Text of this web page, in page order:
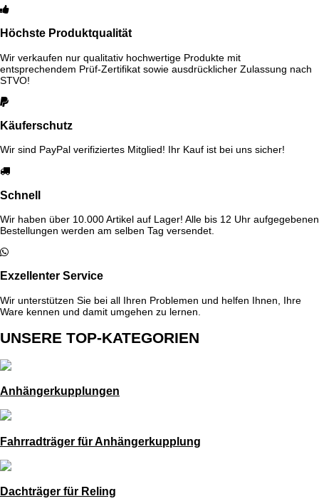
Höchste Produktqualität
Wir verkaufen nur qualitativ hochwertige Produkte mit
entsprechendem Prüf-Zertifikat sowie ausdrücklicher Zulassung nach
STVO!
Käuferschutz
Wir sind PayPal verifiziertes Mitglied! Ihr Kauf ist bei uns sicher!
Schnell
Wir haben über 10.000 Artikel auf Lager! Alle bis 12 Uhr aufgegebenen
Bestellungen werden am selben Tag versendet.
Exzellenter Service
Wir unterstützen Sie bei all Ihren Problemen und helfen Ihnen, Ihre
Ware kennen und damit umgehen zu lernen.
UNSERE TOP-KATEGORIEN
Anhängerkupplungen
Fahrradträger für Anhängerkupplung
Dachträger für Reling